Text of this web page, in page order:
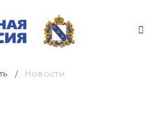
Новости